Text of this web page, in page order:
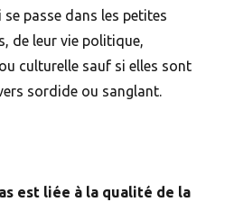
passe dans les petites
de leur vie politique,
culturelle sauf si elles sont
sordide ou sanglant.
est liée à la qualité de la